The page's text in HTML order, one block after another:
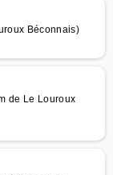
Béconnais)
de Le Louroux